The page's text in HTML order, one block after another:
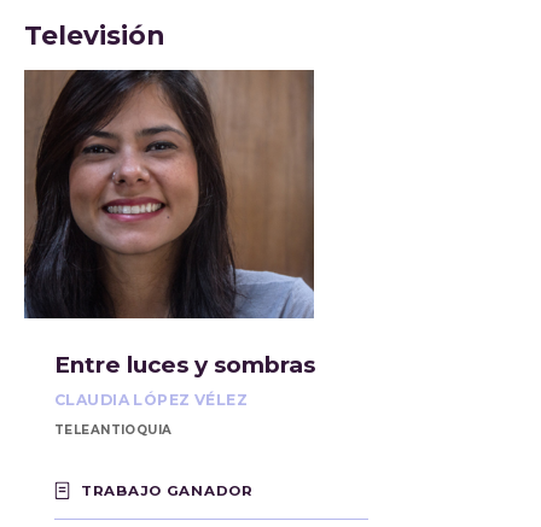
Televisión
Entre luces y sombras
CLAUDIA LÓPEZ VÉLEZ
TELEANTIOQUIA
TRABAJO GANADOR